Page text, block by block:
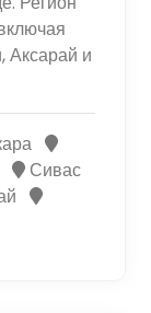
Аксарай и
Сивас